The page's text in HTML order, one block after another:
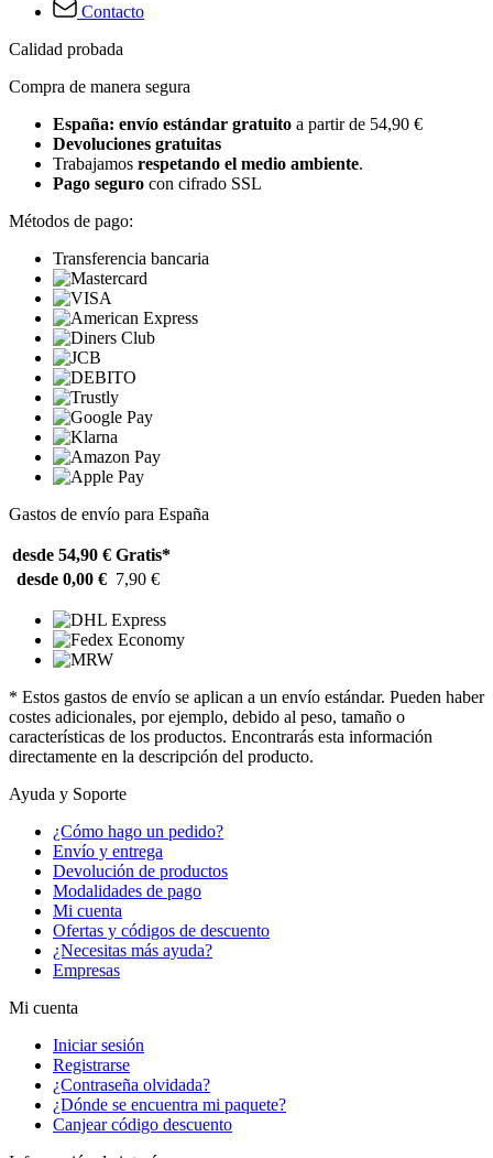
Contacto
Calidad probada
Compra de manera segura
España: envío estándar gratuito a partir de 54,90 €
Devoluciones gratuitas
Trabajamos respetando el medio ambiente.
Pago seguro con cifrado SSL
Métodos de pago:
Transferencia bancaria
Gastos de envío para España
desde 54,90 € Gratis*
desde 0,00 € 7,90 €
* Estos gastos de envío se aplican a un envío estándar. Pueden haber
costes adicionales, por ejemplo, debido al peso, tamaño o
características de los productos. Encontrarás esta información
directamente en la descripción del producto.
Ayuda y Soporte
¿Cómo hago un pedido?
Envío y entrega
Devolución de productos
Modalidades de pago
Mi cuenta
Ofertas y códigos de descuento
¿Necesitas más ayuda?
Empresas
Mi cuenta
Iniciar sesión
Registrarse
¿Contraseña olvidada?
¿Dónde se encuentra mi paquete?
Canjear código descuento